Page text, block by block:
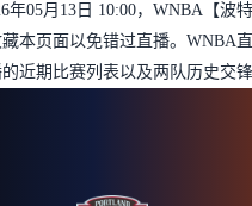
年05月13日 10:00，WNBA【
本页面以免错过直播。WNBA
近期比赛列表以及两队历史交锋